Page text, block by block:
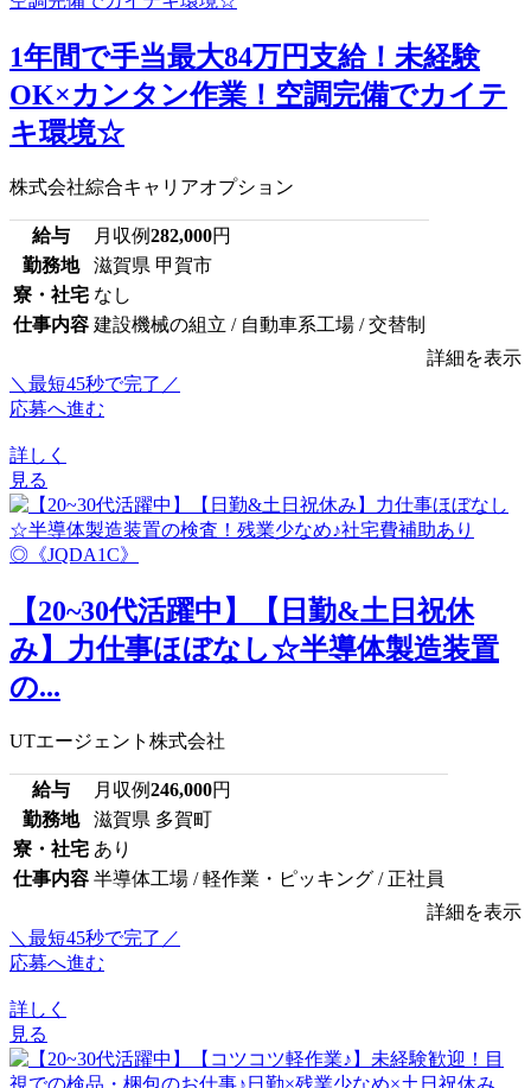
1年間で手当最大84万円支給！未経験
OK×カンタン作業！空調完備でカイテ
キ環境☆
株式会社綜合キャリアオプション
給与 月収例282,000円
勤務地
滋賀県 甲賀市
寮・社宅 なし
仕事内容 建設機械の組立 / 自動車系工場 / 交替制
詳細を表示
＼最短45秒で完了／
応募へ進む
詳しく
見る
【20~30代活躍中】【日勤&土日祝休
み】力仕事ほぼなし☆半導体製造装置
の...
UTエージェント株式会社
給与 月収例246,000円
勤務地
滋賀県 多賀町
寮・社宅 あり
仕事内容 半導体工場 / 軽作業・ピッキング / 正社員
詳細を表示
＼最短45秒で完了／
応募へ進む
詳しく
見る